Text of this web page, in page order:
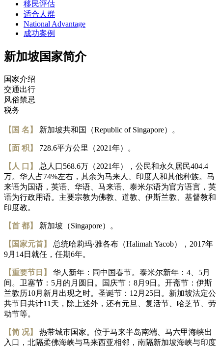
移民评估
适合人群
National Advantage
成功案例
新加坡国家简介
国家介绍
交通出行
风俗禁忌
税务
【国 名】 新加坡共和国（Republic of Singapore）。
【面 积】 728.6平方公里（2021年）。
【人 口】
总人口568.6万（2021年），公民和永久居民404.4
万。华人占74%左右，其余为马来人、印度人和其他种族。马
来语为国语，英语、华语、马来语、泰米尔语为官方语言，英
语为行政用语。主要宗教为佛教、道教、伊斯兰教、基督教和
印度教。
【首 都】 新加坡（Singapore）。
【国家元首】
总统哈莉玛·雅各布（Halimah Yacob），2017年
9月14日就任，任期6年。
【重要节日】
华人新年：同中国春节。泰米尔新年：4、5月
间。卫塞节：5月的月圆日。国庆节：8月9日。开斋节：伊斯
兰教历10月新月出现之时。圣诞节：12月25日。新加坡法定公
共节日共计11天，除上述外，还有元旦、复活节、哈芝节、劳
动节等。
【简 况】
热带城市国家。位于马来半岛南端、马六甲海峡出
入口，北隔柔佛海峡与马来西亚相邻，南隔新加坡海峡与印度